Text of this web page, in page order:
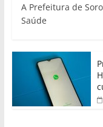
A Prefeitura de
Saúde